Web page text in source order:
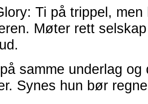
Ti på trippel, men
Møter rett
samme underlag og
Synes hun bør